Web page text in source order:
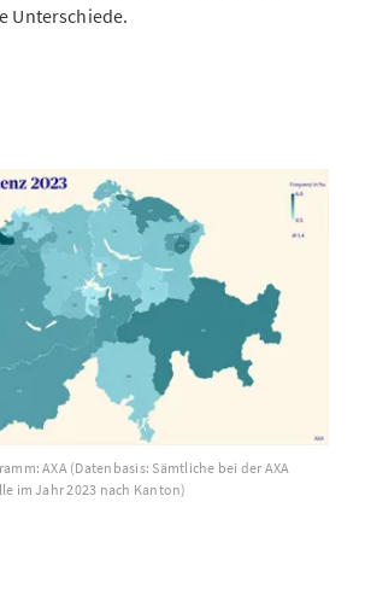
Unterschiede.
AXA (Datenbasis: Sämtliche bei der AXA
im Jahr 2023 nach Kanton)